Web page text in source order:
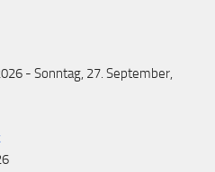
- Sonntag, 27. September,